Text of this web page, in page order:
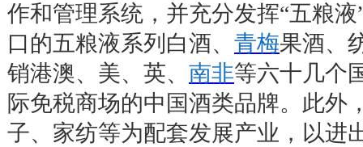
作和管理系统，并充分发挥“五粮液
口的五粮液系列白酒、 青梅果酒、
销港澳、美、英、 南非等六十几个
际免税商场的中国酒类品牌。此外
子、家纺等为配套发展产业，以进